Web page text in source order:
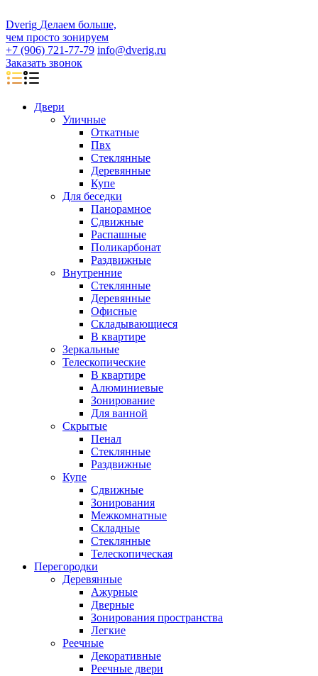
Dverig Делаем больше,
чем просто зонируем
+7 (906) 721-77-79 info@dverig.ru
Заказать звонок
Двери
Уличные
Откатные
Пвх
Стеклянные
Деревянные
Купе
Для беседки
Панорамное
Сдвижные
Распашные
Поликарбонат
Раздвижные
Внутренние
Стеклянные
Деревянные
Офисные
Складывающиеся
В квартире
Зеркальные
Телескопические
В квартире
Алюминиевые
Зонирование
Для ванной
Скрытые
Пенал
Стеклянные
Раздвижные
Купе
Сдвижные
Зонирования
Межкомнатные
Складные
Стеклянные
Телескопическая
Перегородки
Деревянные
Ажурные
Дверные
Зонирования пространства
Легкие
Реечные
Декоративные
Реечные двери